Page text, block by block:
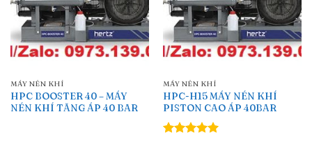
MÁY NÉN KHÍ
HPC BOOSTER 40 – MÁY
NÉN KHÍ TĂNG ÁP 40 BAR
MÁY NÉN KHÍ
HPC-H15 MÁY NÉN KHÍ
PISTON CAO ÁP 40BAR